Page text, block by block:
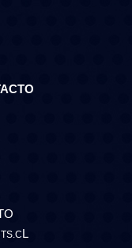
L